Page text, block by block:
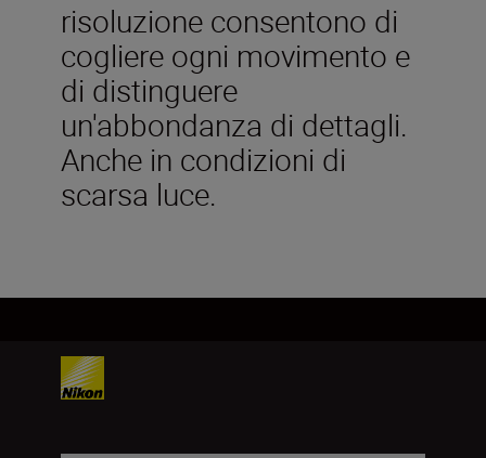
risoluzione consentono di
cogliere ogni movimento e
di distinguere
un'abbondanza di dettagli.
Anche in condizioni di
scarsa luce.